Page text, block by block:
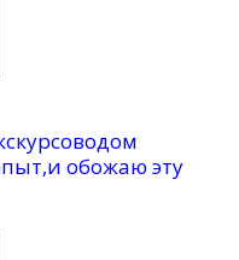
обожаю эту